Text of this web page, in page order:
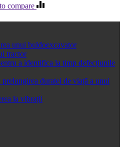
compare
unui buldoexcavator
tractor
a identifica la timp defecțiunile
duratei de viață a unui
la vibrații